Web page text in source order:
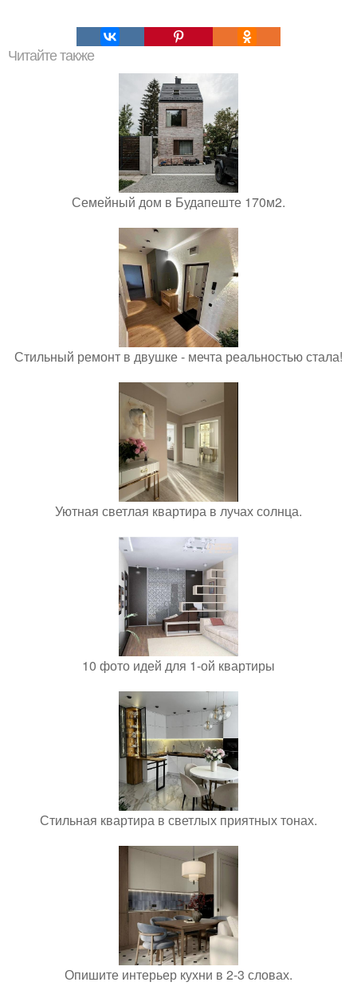
Читайте также
Семейный дом в Будапеште 170м2.
Стильный ремонт в двушке - мечта реальностью стала!
Уютная светлая квартира в лучах солнца.
10 фото идей для 1-ой квартиры
Стильная квартира в светлых приятных тонах.
Опишите интерьер кухни в 2-3 словах.